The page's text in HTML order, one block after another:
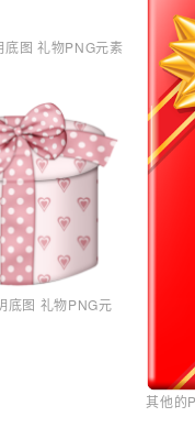
底图 礼物PNG元素
底图 礼物PNG元
其他的